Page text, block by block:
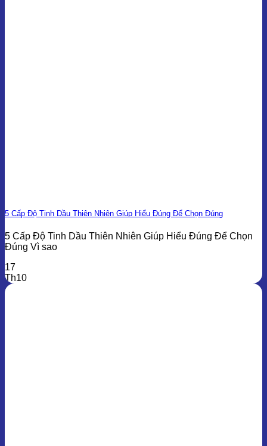
5 Cấp Độ Tinh Dầu Thiên Nhiên Giúp Hiểu Đúng Để Chọn Đúng
5 Cấp Độ Tinh Dầu Thiên Nhiên Giúp Hiểu Đúng Để Chọn
Đúng Vì sao
17
Th10